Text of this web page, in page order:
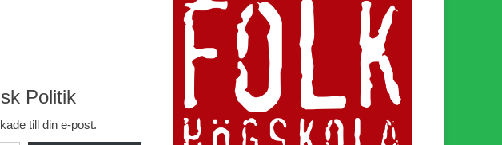
Politik
till din e-post.